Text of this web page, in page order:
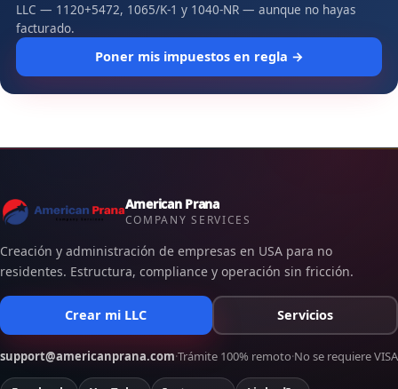
LLC — 1120+5472, 1065/K-1 y 1040-NR — aunque no hayas
facturado.
Poner mis impuestos en regla →
American Prana
COMPANY SERVICES
Creación y administración de empresas en USA para no
residentes. Estructura, compliance y operación sin fricción.
Crear mi LLC Servicios
support@americanprana.com·Trámite 100% remoto·No se requiere VISA